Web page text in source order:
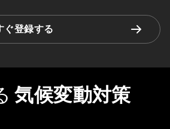
ぐ登録する
気候変動対策